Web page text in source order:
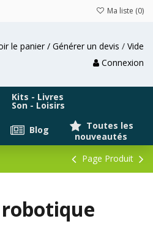
Ma liste (0)
le panier / Générer un devis / Vide
Connexion
Kits - Livres
Son - Loisirs
Toutes les
nouveautés
Blog
Page Produit